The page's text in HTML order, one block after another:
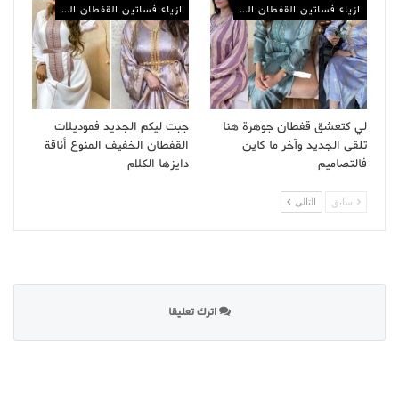
ازياء فساتين القفطان المغربي
لي كتعشق قفطان جوهرة هنا
تلقى الجديد وآخر ما كاين
فالتصاميم
ازياء فساتين القفطان المغربي
جبت ليكم الجديد فموديلات
القفطان الخفيف المنوع أناقة
دايزها الكلام
سابق التالى
اترك تعليقا